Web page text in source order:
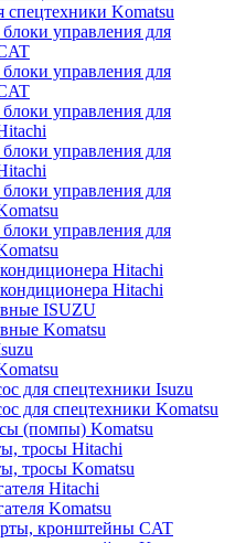
Komatsu
управления для
управления для
управления для
управления для
управления для
управления для
Hitachi
Hitachi
ISUZU
Komatsu
для спецтехники Isuzu
для спецтехники Komatsu
(помпы) Komatsu
тросы Hitachi
тросы Komatsu
Hitachi
Komatsu
кронштейны CAT